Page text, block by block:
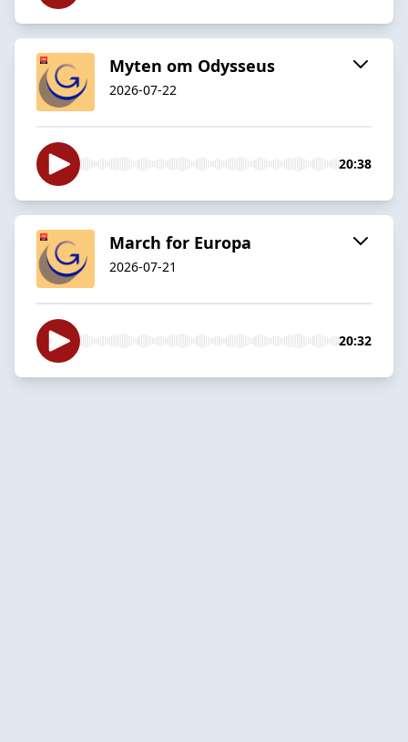
Myten om Odysseus
2026-07-22
20:38
March for Europa
2026-07-21
20:32